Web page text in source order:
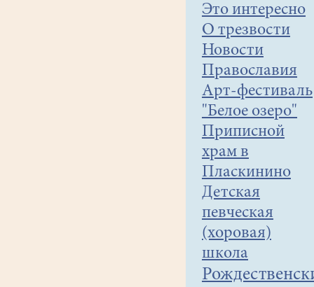
Это интересно
О трезвости
Новости
Православия
Арт-фестиваль
"Белое озеро"
Приписной
храм в
Пласкинино
Детская
певческая
(хоровая)
школа